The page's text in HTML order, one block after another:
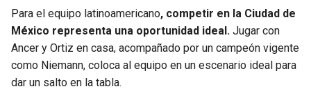
Para el equipo latinoamericano, competir en la Ciudad de
México representa una oportunidad ideal. Jugar con
Ancer y Ortiz en casa, acompañado por un campeón vigente
como Niemann, coloca al equipo en un escenario ideal para
dar un salto en la tabla.